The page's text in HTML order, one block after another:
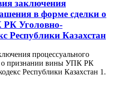
заключения
в форме сделки о
Уголовно-
Республики Казахстан
процессуального
о признании вины УПК РК
Республики Казахстан 1.